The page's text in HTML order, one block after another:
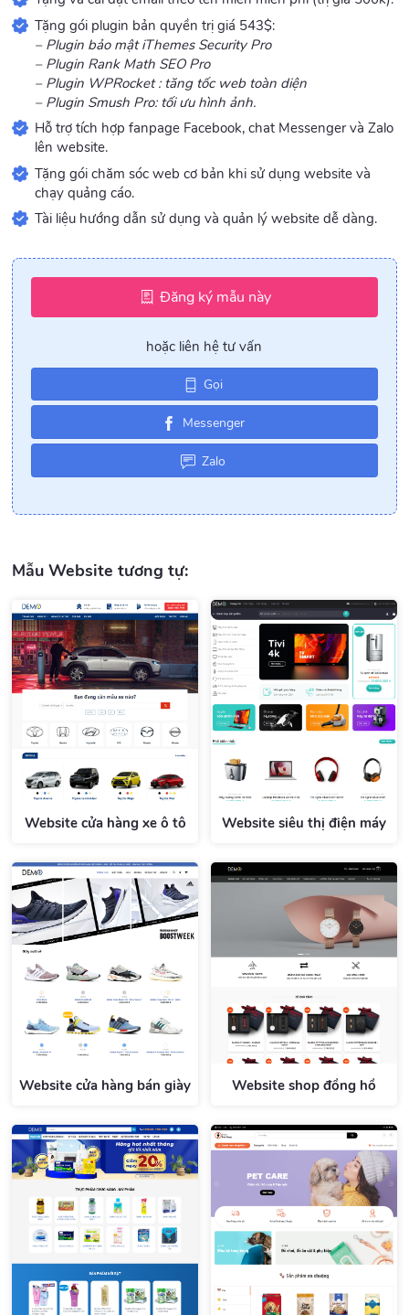
Tặng gói plugin bản quyền trị giá 543$:
– Plugin bảo mật iThemes Security Pro
– Plugin Rank Math SEO Pro
– Plugin WPRocket : tăng tốc web toàn diện
– Plugin Smush Pro: tối ưu hình ảnh.
Hỗ trợ tích hợp fanpage Facebook, chat Messenger và Zalo
lên website.
Tặng gói chăm sóc web cơ bản khi sử dụng website và
chạy quảng cáo.
Tài liệu hướng dẫn sử dụng và quản lý website dễ dàng.
Đăng ký mẫu này
hoặc liên hệ tư vấn
Gọi
Messenger
Zalo
Mẫu Website tương tự:
Website cửa hàng xe ô tô Website siêu thị điện máy
Website cửa hàng bán giày Website shop đồng hồ